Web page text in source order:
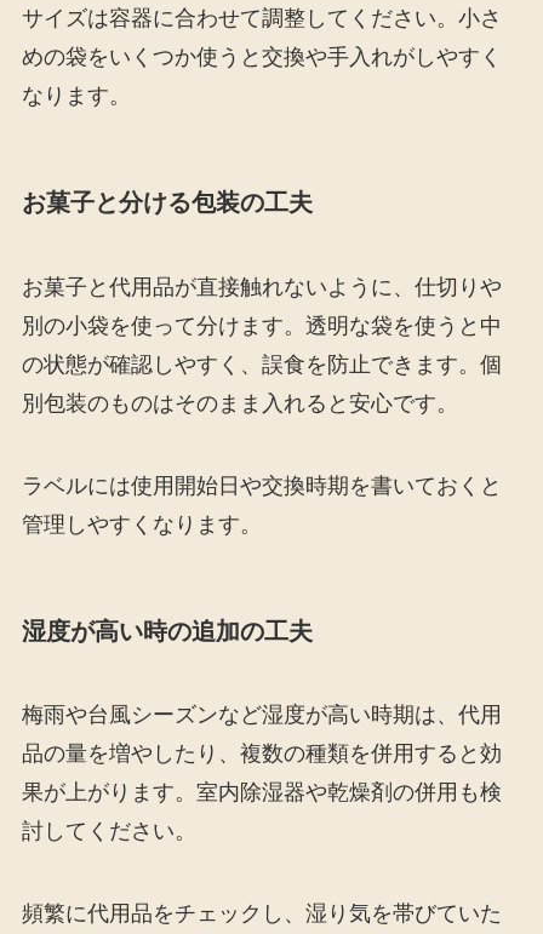
サイズは容器に合わせて調整してください。小さ
めの袋をいくつか使うと交換や手入れがしやすく
なります。
お菓子と分ける包装の工夫
お菓子と代用品が直接触れないように、仕切りや
別の小袋を使って分けます。透明な袋を使うと中
の状態が確認しやすく、誤食を防止できます。個
別包装のものはそのまま入れると安心です。
ラベルには使用開始日や交換時期を書いておくと
管理しやすくなります。
湿度が高い時の追加の工夫
梅雨や台風シーズンなど湿度が高い時期は、代用
品の量を増やしたり、複数の種類を併用すると効
果が上がります。室内除湿器や乾燥剤の併用も検
討してください。
頻繁に代用品をチェックし、湿り気を帯びていた